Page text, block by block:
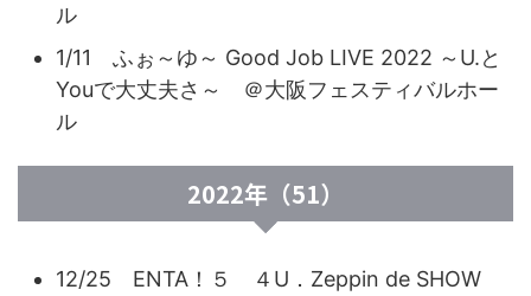
ル
1/11 ふぉ～ゆ～ Good Job LIVE 2022 ～U.と
Youで大丈夫さ～ ＠大阪フェスティバルホー
ル
2022年（51）
12/25 ENTA！５ ４U．Zeppin de SHOW